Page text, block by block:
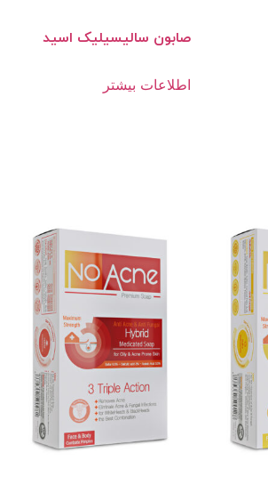
صابون سالیسیلیک اسید
اطلاعات بیشتر